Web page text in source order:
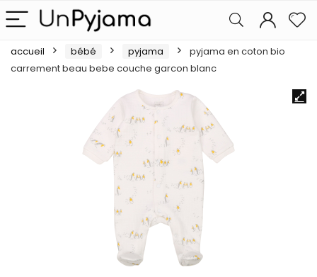
accueil bébé pyjama
pyjama en coton bio
carrement beau bebe couche garcon blanc